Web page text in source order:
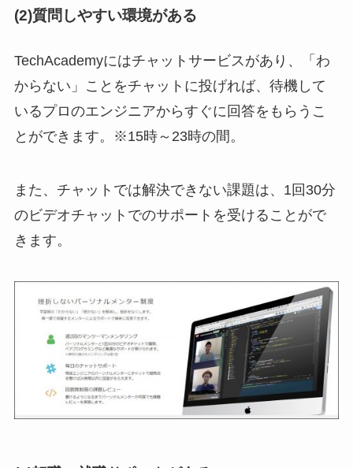
(2)質問しやすい環境がある
TechAcademyにはチャットサービスがあり、「わ
からない」ことをチャットに投げれば、待機して
いるプロのエンジニアからすぐに回答をもらうこ
とができます。※15時～23時の間。
また、チャットでは解決できない課題は、1回30分
のビデオチャットでのサポートを受けることがで
きます。